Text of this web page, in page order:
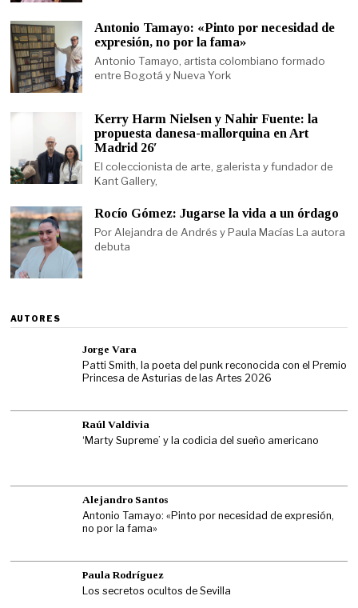
Antonio Tamayo: «Pinto por necesidad de
expresión, no por la fama»
Antonio Tamayo, artista colombiano formado
entre Bogotá y Nueva York
Kerry Harm Nielsen y Nahir Fuente: la
propuesta danesa-mallorquina en Art
Madrid 26′
El coleccionista de arte, galerista y fundador de
Kant Gallery,
Rocío Gómez: Jugarse la vida a un órdago
Por Alejandra de Andrés y Paula Macías La autora
debuta
AUTORES
Jorge Vara
Patti Smith, la poeta del punk reconocida con el Premio
Princesa de Asturias de las Artes 2026
Raúl Valdivia
‘Marty Supreme’ y la codicia del sueño americano
Alejandro Santos
Antonio Tamayo: «Pinto por necesidad de expresión,
no por la fama»
Paula Rodríguez
Los secretos ocultos de Sevilla